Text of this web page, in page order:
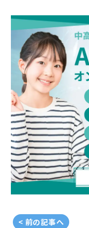
< 前の記事へ